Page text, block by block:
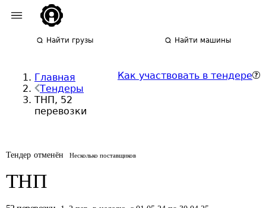
Найти грузы Найти машины
Главная
Тендеры
ТНП, 52
перевозки
Как участвовать в тендере
Тендер отменён Несколько поставщиков
ТНП